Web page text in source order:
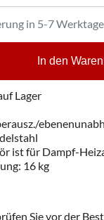
in 5-7
In den
Lager
ist für Dampf-
16 kg
Sie vor der